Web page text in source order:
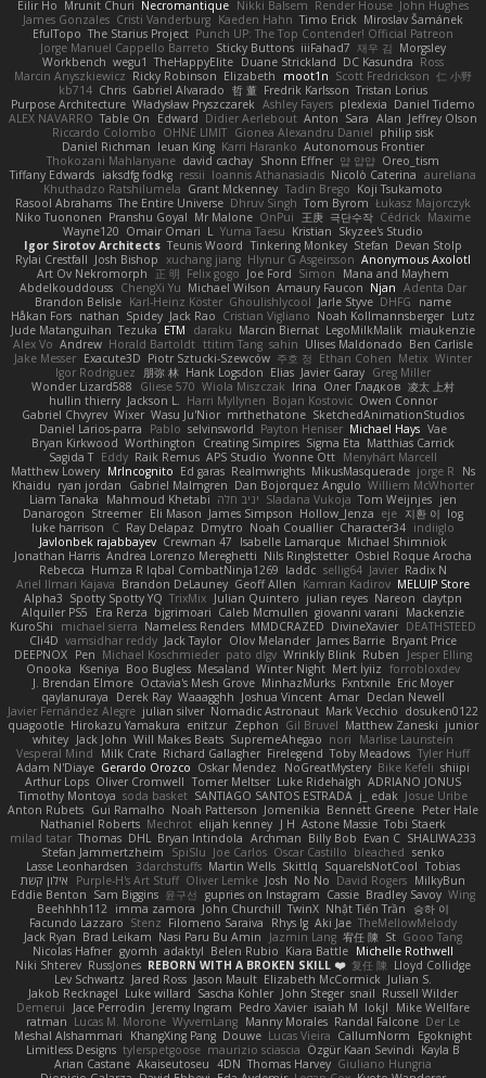
Eilir Ho Mrunit Churi Necromantique Nikki Balsem Render House John Hughes
James Gonzales Cristi Vanderburg Kaeden Hahn Timo Erick Miroslav Šamánek
EfulTopo The Starius Project Punch UP: The Top Contender! Official Patreon
Jorge Manuel Cappello Barreto Sticky Buttons iiiFahad7 재우 김 Morgsley
Workbench wegu1 TheHappyElite Duane Strickland DC Kasundra Ross
Marcin Anyszkiewicz Ricky Robinson Elizabeth moot1n Scott Fredrickson 仁 小野
kb714 Chris Gabriel Alvarado 哲 董 Fredrik Karlsson Tristan Lorius
Purpose Architecture Władysław Pryszczarek Ashley Fayers plexlexia Daniel Tidemo
ALEX NAVARRO Table On Edward Didier Aerlebout Anton Sara Alan Jeffrey Olson
Riccardo Colombo OHNE LIMIT Gionea Alexandru Daniel philip sisk
Daniel Richman Ieuan King Karri Haranko Autonomous Frontier
Thokozani Mahlanyane david cachay Shonn Effner 얍 얍얍 Oreo_tism
Tiffany Edwards iaksdfg fodkg ressii Ioannis Athanasiadis Nicolò Caterina aureliana
Khuthadzo Ratshilumela Grant Mckenney Tadin Brego Koji Tsukamoto
Rasool Abrahams The Entire Universe Dhruv Singh Tom Byrom Łukasz Majorczyk
Niko Tuononen Pranshu Goyal Mr Malone OnPui 王庚 극단수작 Cédrick Maxime
Wayne120 Omair Omari L Yuma Taesu Kristian Skyzee's Studio
Igor Sirotov Architects Teunis Woord Tinkering Monkey Stefan Devan Stolp
Rylai Crestfall Josh Bishop xuchang jiang Hlynur G Asgeirsson Anonymous Axolotl
Art Ov Nekromorph
正 明 Felix gogo Joe Ford Simon
Mana and Mayhem
Abdelkouddouss ChengXi Yu Michael Wilson Amaury Faucon Njan Adenta Dar
Brandon Belisle Karl-Heinz Köster Ghoulishlycool Jarle Styve DHFG
name
Håkan Fors nathan Spidey Jack Rao Cristian Vigliano Noah Kollmannsberger Lutz
Jude Matanguihan Tezuka ETM daraku Marcin Biernat LegoMilkMalik miaukenzie
Alex Vo Andrew Horald Bartoldt ttitim Tang sahin Ulises Maldonado Ben Carlisle
Jake Messer Exacute3D Piotr Sztucki-Szewców 주호 정 Ethan Cohen Metix Winter
Igor Rodriguez
朋弥 林 Hank Logsdon Elias Javier Garay Greg Miller
Wonder Lizard588
Gliese 570 Wiola Miszczak Irina Олег Гладков 凌太 上村
hullin thierry Jackson L. Harri Myllynen Bojan Kostovic Owen Connor
Gabriel Chvyrev Wixer Wasu Ju'Nior mrthethatone SketchedAnimationStudios
Daniel Larios-parra
Pablo selvinsworld Payton Heniser Michael Hays Vae
Bryan Kirkwood Worthington Creating Simpires Sigma Eta Matthias Carrick
Sagida T Eddy Raik Remus APS Studio Yvonne Ott Menyhárt Marcell
Matthew Lowery MrIncognito Ed garas Realmwrights MikusMasquerade jorge R
Ns
Khaidu ryan jordan Gabriel Malmgren Dan Bojorquez Angulo Williem McWhorter
Liam Tanaka
Mahmoud Khetabi יניב חלה Sladana Vukoja Tom Weijnjes jen
Danarogon Streemer Eli Mason James Simpson Hollow_Jenza eje 지환 이 log
luke harrison
C Ray Delapaz Dmytro Noah Couallier Character34 indiiglo
Javlonbek rajabbayev Crewman 47 Isabelle Lamarque Michael Shimniok
Jonathan Harris Andrea Lorenzo Mereghetti Nils Ringlstetter Osbiel Roque Arocha
Rebecca Humza R Iqbal CombatNinja1269 laddc sellig64 Javier Radix N
Ariel Ilmari Kajava Brandon DeLauney Geoff Allen Kamran Kadirov MELUIP Store
Alpha3 Spotty Spotty YQ TrixMix Julian Quintero julian reyes Nareon claytpn
Alquiler PS5
Era Rerza bjgrimoari Caleb Mcmullen giovanni varani
Mackenzie
KuroShi
michael sierra Nameless Renders MMDCRAZED DivineXavier DEATHSTEED
Cli4D vamsidhar reddy Jack Taylor Olov Melander James Barrie Bryant Price
DEEPNOX Pen Michael Koschmieder pato dlgv Wrinkly Blink Ruben
Jesper Elling
Onooka
Kseniya Boo Bugless Mesaland Winter Night Mert İyiiz forrobloxdev
J. Brendan Elmore Octavia's Mesh Grove MinhazMurks Fxntxnile Eric Moyer
qaylanuraya
Derek Ray Waaagghh Joshua Vincent Amar Declan Newell
Javier Fernández Alegre julian silver Nomadic Astronaut Mark Vecchio dosuken0122
quagootle Hirokazu Yamakura enitzur Zephon Gil Bruvel Matthew Zaneski junior
whitey Jack John Will Makes Beats SupremeAhegao nori
Marlise Launstein
Vesperal Mind
Milk Crate Richard Gallagher Firelegend Toby Meadows Tyler Huff
Adam N'Diaye Gerardo Orozco Oskar Mendez NoGreatMystery Bike Kefeli shiipi
Arthur Lops Oliver Cromwell Tomer Meltser Luke Ridehalgh ADRIANO JONUS
Timothy Montoya soda basket SANTIAGO SANTOS ESTRADA j_ edak Josue Uribe
Anton Rubets Gui Ramalho Noah Patterson Jomenikia Bennett Greene Peter Hale
Nathaniel Roberts Mechrot elijah kenney J H Astone Massie Tobi Staerk
milad tatar Thomas DHL Bryan Intindola Archman Billy Bob Evan C SHALIWA233
Stefan Jammertzheim
SpiSlu Joe Carlos Oscar Castillo bleached senko
Lasse Leonhardsen 3darchstuffs Martin Wells Skittlq SquareIsNotCool Tobias
אילון קשת
Purple-H's Art Stuff Oliver Lemke Josh No No David Rogers MilkyBun
Eddie Benton Sam Biggins 윤구선 gupries on Instagram Cassie Bradley Savoy Wing
Beehhhh112 imma zamora John Churchill TwinX Nhật Tiến Trần
승하 이
Facundo Lazzaro Stenz Filomeno Saraiva Rhys lg Aki Jae TheMellowMelody
Jack Ryan Brad Leikam Nasi Paru Bu Amin Jazmin Lang 宥任 陳 St Gooo Tang
Nicolas Hafner gyomh adaktyl Belen Rubio Kiara Battle Michelle Rothwell
Niki Shterev RussJones REBORN WITH A BROKEN SKILL ❤️ 复任 陳 Lloyd Collidge
Lev Schwartz Jared Ross Jason Mault Elizabeth McCormick Julian S.
Jakob Recknagel Luke willard Sascha Kohler John Steger snail Russell Wilder
Demerui
Jace Perrodin Jeremy Ingram Pedro Xavier isaiah M lokjl
Mike Wellfare
ratman Lucas M. Morone WyvernLang Manny Morales Randal Falcone Der Le
Meshal Alshammari
KhangXing Pang Douwe Lucas Vieira CallumNorm
Egoknight
Limitless Designs tylerspetgoose maurizio sciascia Özgür Kaan Sevindi Kayla B
Arian Castane Akaiseutoseu 4DN Thomas Harvey Giuliano Hungria